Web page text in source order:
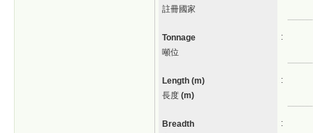
註冊國家
Tonnage
噸位
:
Length (m)
長度 (m)
:
Breadth
: